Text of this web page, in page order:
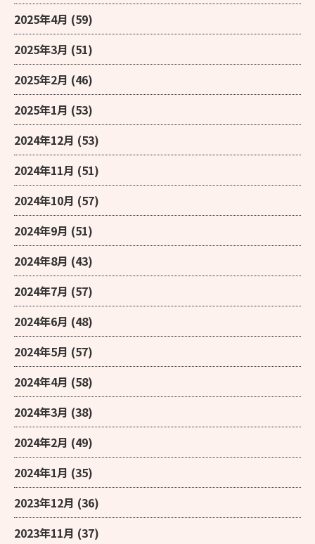
2025年4月 (59)
2025年3月 (51)
2025年2月 (46)
2025年1月 (53)
2024年12月 (53)
2024年11月 (51)
2024年10月 (57)
2024年9月 (51)
2024年8月 (43)
2024年7月 (57)
2024年6月 (48)
2024年5月 (57)
2024年4月 (58)
2024年3月 (38)
2024年2月 (49)
2024年1月 (35)
2023年12月 (36)
2023年11月 (37)